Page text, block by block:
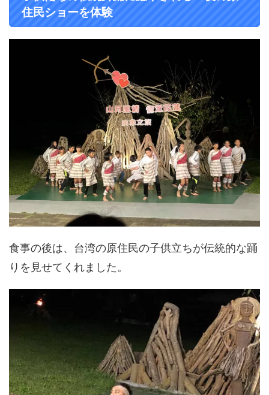
住民ショーを体験
食事の後は、台湾の原住民の子供立ちが伝統的な踊
りを見せてくれました。